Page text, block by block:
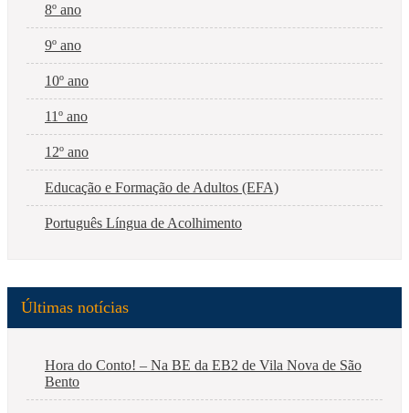
8º ano
9º ano
10º ano
11º ano
12º ano
Educação e Formação de Adultos (EFA)
Português Língua de Acolhimento
Últimas notícias
Hora do Conto! – Na BE da EB2 de Vila Nova de São
Bento